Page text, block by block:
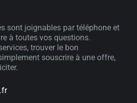
sont joignables par téléphone et
à toutes vos questions.
trouver le bon
souscrire à une offre,